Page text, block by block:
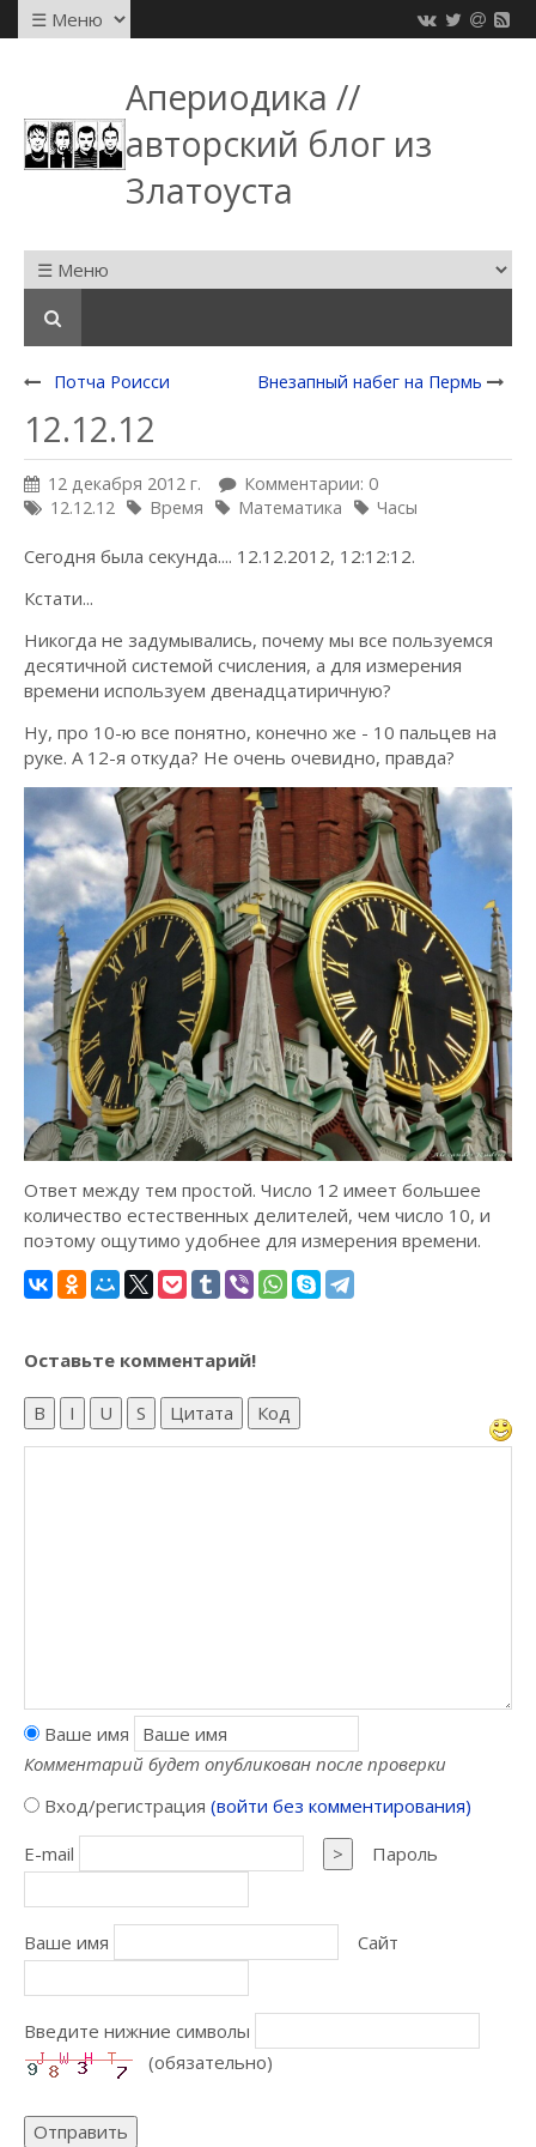
Апериодика //
авторский блог из
Златоуста
Потча Роисси Внезапный набег на Пермь
12.12.12
12 декабря 2012 г.
Комментарии: 0
12.12.12
Время Математика Часы
Сегодня была секунда.... 12.12.2012, 12:12:12.
Кстати...
Никогда не задумывались, почему мы все пользуемся
десятичной системой счисления, а для измерения
времени используем двенадцатиричную?
Ну, про 10-ю все понятно, конечно же - 10 пальцев на
руке. А 12-я откуда? Не очень очевидно, правда?
Ответ между тем простой. Число 12 имеет большее
количество естественных делителей, чем число 10, и
поэтому ощутимо удобнее для измерения времени.
Оставьте комментарий!
B I U S Цитата Код
Ваше имя
Комментарий будет опубликован после проверки
Вход/регистрация (войти без комментирования)
E-mail
> Пароль
Ваше имя Сайт
Введите нижние символы
(обязательно)
Отправить